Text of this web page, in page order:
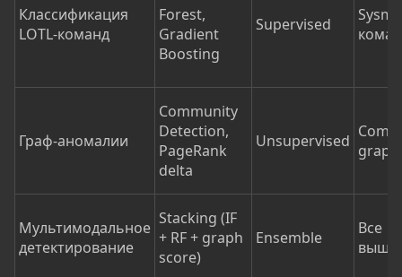
Классификация
LOTL-команд
Forest,
Gradient
Boosting
Supervised
Граф-аномалии
Community
Detection,
PageRank
delta
Unsupervised graph
Мультимодальное
детектирование
Stacking (IF
+ RF + graph
score)
Ensemble
Все